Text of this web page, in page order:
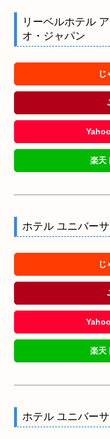
リーベルホテル
オ・ジャパン
じ
楽天
ホテル ユニバー
じ
楽天
ホテル ユニバー